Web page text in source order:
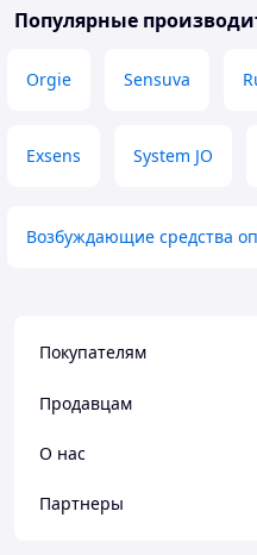
Популярные
Orgie Sensuva
Exsens System JO
Возбуждающие средства
Покупателям
Продавцам
О нас
Партнеры